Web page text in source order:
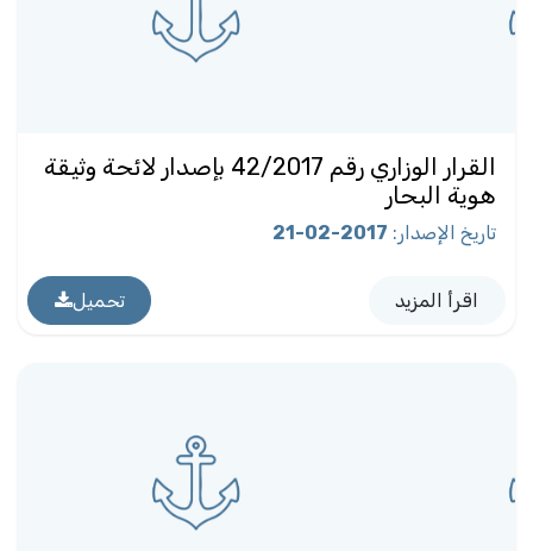
القرار الوزاري رقم 42/2017 بإصدار لائحة وثيقة
هوية البحار
تاريخ الإصدار :
2017-02-21
اقرأ المزيد تحميل